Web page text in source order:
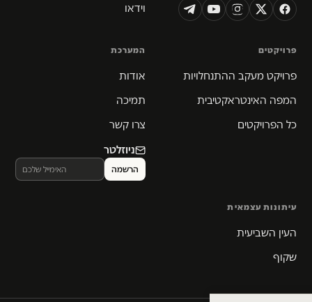
וידאו
פרויקטים
פרויקט מעקב ההתנחלויות
המפה האינטראקטיבית
כל הפרויקטים
המערכת
אודות
תמיכה
צרו קשר
ניוזלטר
עיתונות עצמאית
העין השביעית
שקוף